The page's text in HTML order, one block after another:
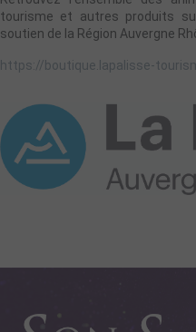
tourisme et autres produits
soutien de la Région Auvergne
https://boutique.lapalisse-